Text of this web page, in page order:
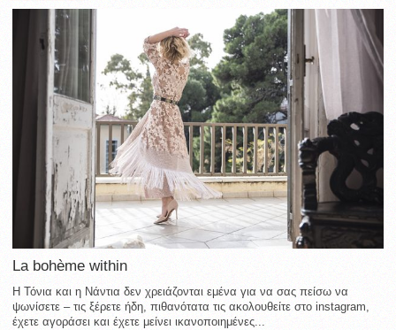
La bohème within
Η Τόνια και η Νάντια δεν χρειάζονται εμένα για να σας πείσω να
ψωνίσετε – τις ξέρετε ήδη, πιθανότατα τις ακολουθείτε στο instagram,
έχετε αγοράσει και έχετε μείνει ικανοποιημένες...